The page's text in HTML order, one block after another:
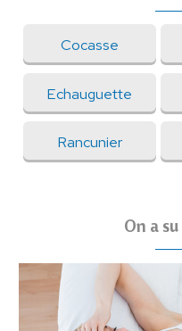
Cocasse
Echauguette
Rancunier
On a